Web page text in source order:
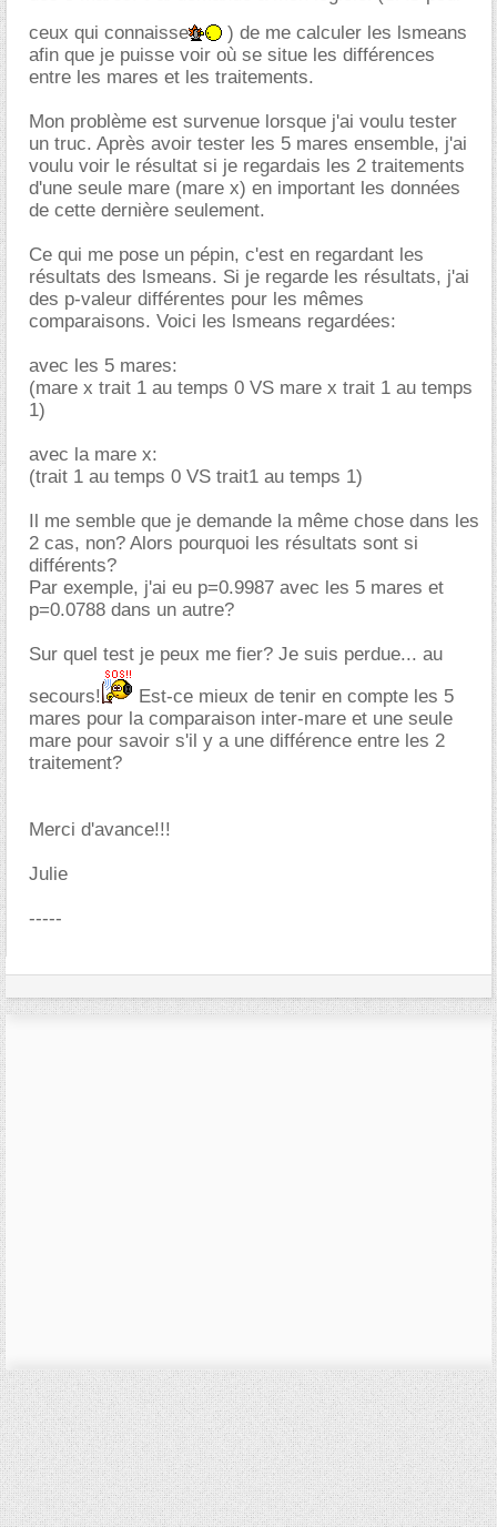
ceux qui connaisse
) de me calculer les lsmeans
afin que je puisse voir où se situe les différences
entre les mares et les traitements.
Mon problème est survenue lorsque j'ai voulu tester
un truc. Après avoir tester les 5 mares ensemble, j'ai
voulu voir le résultat si je regardais les 2 traitements
d'une seule mare (mare x) en important les données
de cette dernière seulement.
Ce qui me pose un pépin, c'est en regardant les
résultats des lsmeans. Si je regarde les résultats, j'ai
des p-valeur différentes pour les mêmes
comparaisons. Voici les lsmeans regardées:
avec les 5 mares:
(mare x trait 1 au temps 0 VS mare x trait 1 au temps
1)
avec la mare x:
(trait 1 au temps 0 VS trait1 au temps 1)
Il me semble que je demande la même chose dans les
2 cas, non? Alors pourquoi les résultats sont si
différents?
Par exemple, j'ai eu p=0.9987 avec les 5 mares et
p=0.0788 dans un autre?
Sur quel test je peux me fier? Je suis perdue... au
secours!
Est-ce mieux de tenir en compte les 5
mares pour la comparaison inter-mare et une seule
mare pour savoir s'il y a une différence entre les 2
traitement?
Merci d'avance!!!
Julie
-----